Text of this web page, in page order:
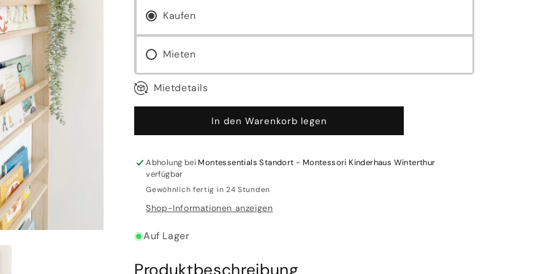
Kaufen
Mieten
Mietdetails
In den Warenkorb legen
Abholung bei Montessentials Standort - Montessori Kinderhaus Winterthur
verfügbar
Gewöhnlich fertig in 24 Stunden
Shop-Informationen anzeigen
Auf Lager
Produktbeschreibung